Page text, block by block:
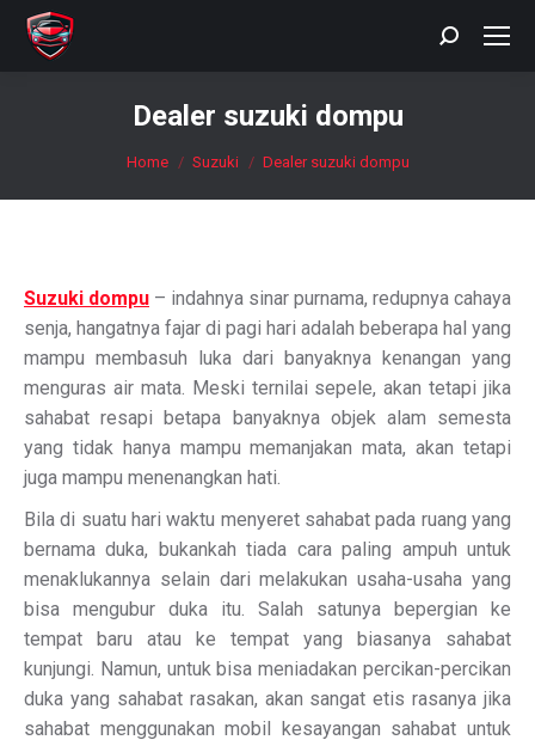
Search:
Dealer suzuki dompu
You are here:
Home Suzuki Dealer suzuki dompu
Suzuki dompu – indahnya sinar purnama, redupnya cahaya
senja, hangatnya fajar di pagi hari adalah beberapa hal yang
mampu membasuh luka dari banyaknya kenangan yang
menguras air mata. Meski ternilai sepele, akan tetapi jika
sahabat resapi betapa banyaknya objek alam semesta
yang tidak hanya mampu memanjakan mata, akan tetapi
juga mampu menenangkan hati.
Bila di suatu hari waktu menyeret sahabat pada ruang yang
bernama duka, bukankah tiada cara paling ampuh untuk
menaklukannya selain dari melakukan usaha-usaha yang
bisa mengubur duka itu. Salah satunya bepergian ke
tempat baru atau ke tempat yang biasanya sahabat
kunjungi. Namun, untuk bisa meniadakan percikan-percikan
duka yang sahabat rasakan, akan sangat etis rasanya jika
sahabat menggunakan mobil kesayangan sahabat untuk